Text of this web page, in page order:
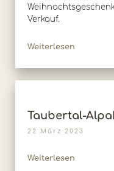
Verkauf.
Weiterlesen
Taubertal-
22 März 2023
Weiterlesen